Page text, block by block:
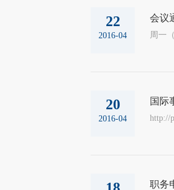
22
2016-04
会议
20
2016-04
国际
http://
职务